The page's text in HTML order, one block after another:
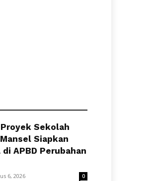
Sekolah
Siapkan
APBD Perubahan
6, 2026 0